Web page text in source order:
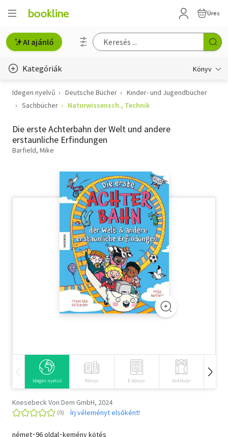
Üres
AI ajánló
Kategóriák Könyv
Életmód, egészség
Gyermek- és ifjúsági
Szótár, nyelvkönyv
Tankönyv, segédkönyv
Társadalomtudomány
Természettudomány
Vallás
Idegen nyelvű Deutsche Bücher
Kinder- und Jugendbücher
Sachbücher
Naturwissensch., Technik
Die erste Achterbahn der Welt und andere
erstaunliche Erfindungen
Barfield, Mike
Idegen nyelvű Könyv E-könyv Antikvár
Knesebeck Von Dem GmbH, 2024
Írj véleményt elsőként!
német･96 oldal･kemény kötés